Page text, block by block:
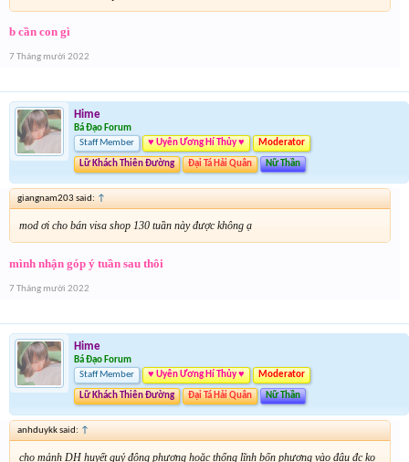
b cần con gì
7 Tháng mười 2022
Hime
Bá Đạo Forum
Staff Member
♥ Uyên Ương Hí Thủy ♥ Moderator
Lữ Khách Thiên Đường Đại Tá Hải Quân Nữ Thần
giangnam203 said: ↑
mod ơi cho bán visa shop 130 tuần này được không ạ
mình nhận góp ý tuần sau thôi
7 Tháng mười 2022
Hime
Bá Đạo Forum
Staff Member
♥ Uyên Ương Hí Thủy ♥ Moderator
Lữ Khách Thiên Đường Đại Tá Hải Quân Nữ Thần
anhduykk said: ↑
cho mảnh DH huyết quỷ đông phương hoặc thống lĩnh bốn phương vào đâu đc ko